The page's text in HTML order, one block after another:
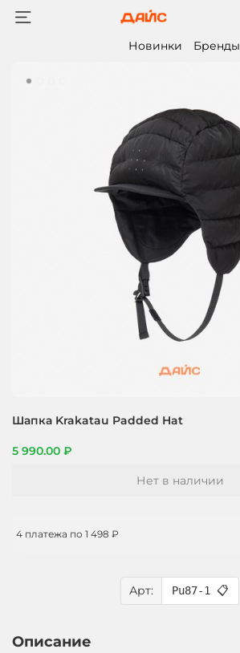
Новинки Бренды
Шапка Krakatau Padded Hat
5 990.00 ₽
Арт: Pu87-1 📋
Нет в наличии
4 платежа по 1 498 ₽
Описание